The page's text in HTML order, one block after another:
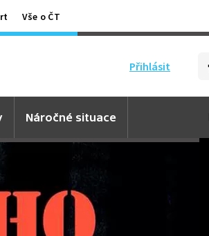
Vše o ČT
Přihlásit
Náročné situace